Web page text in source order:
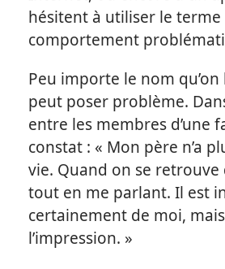
hésitent à utiliser le
comportement
Peu importe le nom
peut poser problème.
entre les membres d’une
constat : « Mon père n’a
vie. Quand on se retrouve
tout en me parlant. Il est
certainement de moi,
l’impression. »